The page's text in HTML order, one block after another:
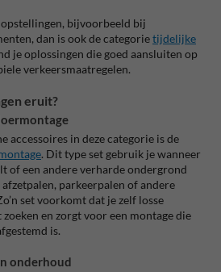
bijvoorbeeld bij
dan is ook de categorietijdelijke
je oplossingen die goed aansluiten op
verkeersmaatregelen.
eruit?
accessoires in deze categorie is de
. Dit type set gebruik je wanneer
of een andere verharde ondergrond
parkeerpalen of andere
set voorkomt dat je zelf losse
en zorgt voor een montage die
is.
onderhoud